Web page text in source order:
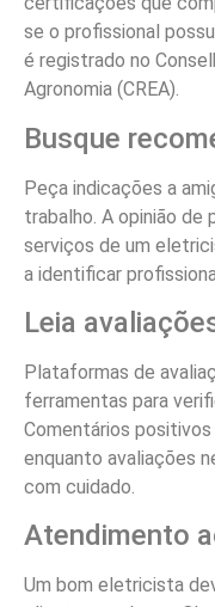
se o profissional
é registrado no
Agronomia (CREA).
Busque
Peça indicações a
trabalho. A opinião de
serviços de um
a identificar
Leia
Plataformas de
ferramentas para
Comentários
enquanto avaliações
com cuidado.
Atendimento
Um bom eletricista